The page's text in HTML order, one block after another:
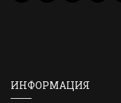
ИНФОРМАЦИЯ